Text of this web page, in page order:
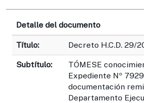
Detalle del documento
Título: Decreto H.C.D. 29/
Subtítulo:
TÓMESE
Expediente Nº
documentación
Departamento